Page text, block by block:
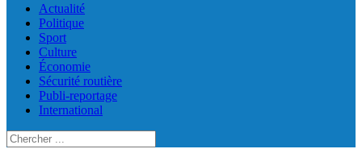
Actualité
Politique
Sport
Culture
Économie
Sécurité routière
Publi-reportage
International